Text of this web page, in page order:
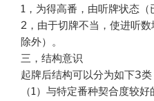
1，为得高番，由听牌状态（
2，由于切牌不当，使进听
除外）。
三，结构意识
起牌后结构可以分为如下3类
（1）与特定番种契合度较好